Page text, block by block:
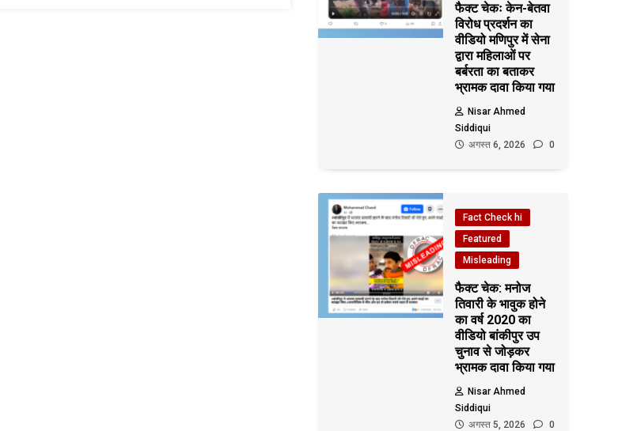
फैक्ट चेकः केन-बेतवा
विरोध प्रदर्शन का
वीडियो मणिपुर में सेना
द्वारा महिलाओं पर
बर्बरता का बताकर
भ्रामक दावा किया गया
Nisar Ahmed
Siddiqui
अगस्त 6, 2026
0
Fact Check hi
Featured
Misleading
फैक्ट चेक: मनोज
तिवारी के भावुक होने
का वर्ष 2020 का
वीडियो बांकीपुर उप
चुनाव से जोड़कर
भ्रामक दावा किया गया
Nisar Ahmed
Siddiqui
अगस्त 5, 2026
0